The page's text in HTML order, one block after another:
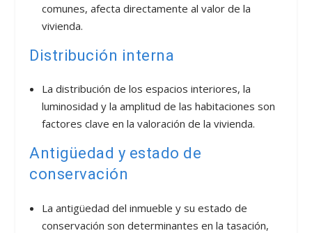
comunes, afecta directamente al valor de la
vivienda.
Distribución interna
La distribución de los espacios interiores, la
luminosidad y la amplitud de las habitaciones son
factores clave en la valoración de la vivienda.
Antigüedad y estado de
conservación
La antigüedad del inmueble y su estado de
conservación son determinantes en la tasación,